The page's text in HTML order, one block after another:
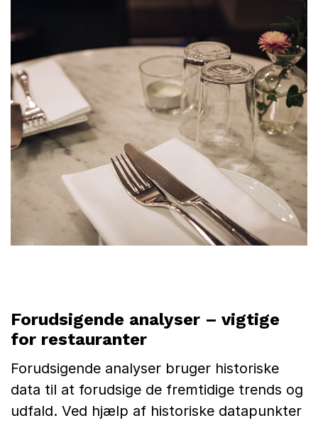
Forudsigende analyser – vigtige
for restauranter
Forudsigende analyser bruger historiske
data til at forudsige de fremtidige trends og
udfald. Ved hjælp af historiske datapunkter